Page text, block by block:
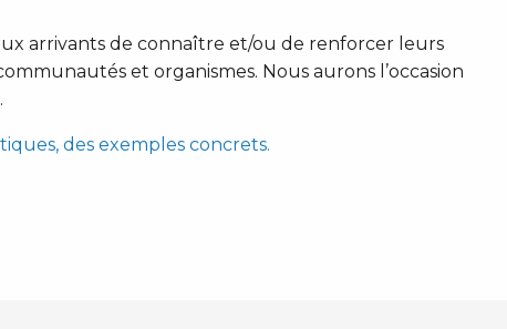
arrivants de connaître et/ou de renforcer leurs
et organismes. Nous aurons l’occasion
des exemples concrets.